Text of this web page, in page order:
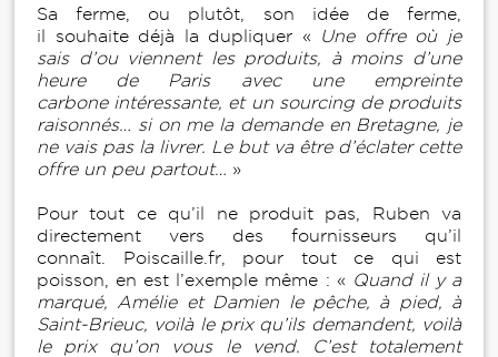
Sa ferme, ou plutôt, son idée de ferme,
il souhaite déjà la dupliquer « Une offre où je
sais d’ou viennent les produits, à moins d’une
heure de Paris avec une empreinte
carbone intéressante, et un sourcing de produits
raisonnés… si on me la demande en Bretagne, je
ne vais pas la livrer. Le but va être d’éclater cette
offre un peu partout… »
Pour tout ce qu’il ne produit pas, Ruben va
directement vers des fournisseurs qu’il
connaît. Poiscaille.fr, pour tout ce qui est
poisson, en est l’exemple même : « Quand il y a
marqué, Amélie et Damien le pêche, à pied, à
Saint-Brieuc, voilà le prix qu’ils demandent, voilà
le prix qu’on vous le vend. C’est totalement